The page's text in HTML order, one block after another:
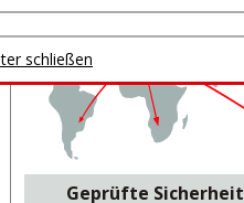
schließen
Geprüfte Sicherheit